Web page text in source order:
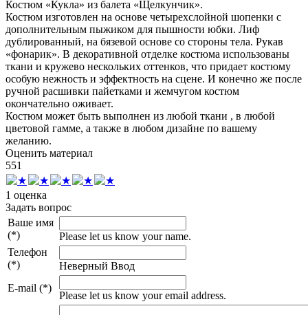
Костюм «Кукла» из балета «Щелкунчик».
Костюм изготовлен на основе четырехслойной шопенки с
дополнительным пыжиком для пышности юбки. Лиф
дублированный, на бязевой основе со стороны тела. Рукав
«фонарик». В декоративной отделке костюма использованы
ткани и кружево нескольких оттенков, что придает костюму
особую нежность и эффектность на сцене. И конечно же после
ручной расшивки пайетками и жемчугом костюм
окончательно оживает.
Костюм может быть выполнен из любой ткани , в любой
цветовой гамме, а также в любом дизайне по вашему
желанию.
Оценить материал
551
1 оценка
Задать вопрос
Ваше имя
(*)
Please let us know your name.
Телефон
(*)
Неверный Ввод
E-mail (*)
Please let us know your email address.